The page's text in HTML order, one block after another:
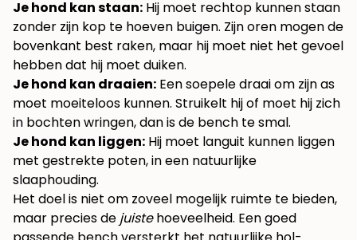
Je hond kan staan: Hij moet rechtop kunnen staan
zonder zijn kop te hoeven buigen. Zijn oren mogen de
bovenkant best raken, maar hij moet niet het gevoel
hebben dat hij moet duiken.
Je hond kan draaien: Een soepele draai om zijn as
moet moeiteloos kunnen. Struikelt hij of moet hij zich
in bochten wringen, dan is de bench te smal.
Je hond kan liggen: Hij moet languit kunnen liggen
met gestrekte poten, in een natuurlijke
slaaphouding.
Het doel is niet om zoveel mogelijk ruimte te bieden,
maar precies de juistehoeveelheid. Een goed